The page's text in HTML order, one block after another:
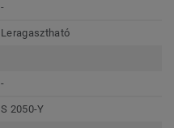
-
Leragasztható
-
S 2050-Y